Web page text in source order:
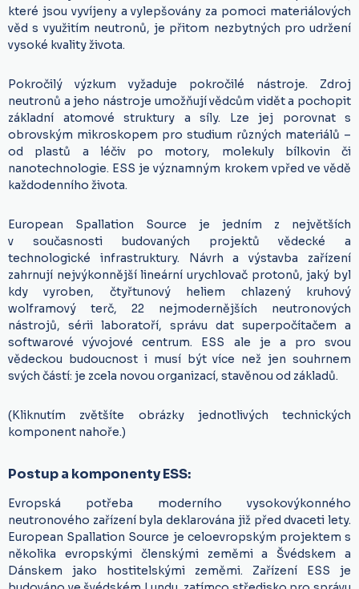
které jsou vyvíjeny a vylepšovány za pomoci materiálových
věd s využitím neutronů, je přitom nezbytných pro udržení
vysoké kvality života.
Pokročilý výzkum vyžaduje pokročilé nástroje. Zdroj
neutronů a jeho nástroje umožňují vědcům vidět a pochopit
základní atomové struktury a síly. Lze jej porovnat s
obrovským mikroskopem pro studium různých materiálů –
od plastů a léčiv po motory, molekuly bílkovin či
nanotechnologie. ESS je významným krokem vpřed ve vědě
každodenního života.
European Spallation Source je jedním z největších
v současnosti budovaných projektů vědecké a
technologické infrastruktury. Návrh a výstavba zařízení
zahrnují nejvýkonnější lineární urychlovač protonů, jaký byl
kdy vyroben, čtyřtunový heliem chlazený kruhový
wolframový terč, 22 nejmodernějších neutronových
nástrojů, sérii laboratoří, správu dat superpočítačem a
softwarové vývojové centrum. ESS ale je a pro svou
vědeckou budoucnost i musí být více než jen souhrnem
svých částí: je zcela novou organizací, stavěnou od základů.
(Kliknutím zvětšíte obrázky jednotlivých technických
komponent nahoře.)
Postup a komponenty ESS:
Evropská potřeba moderního vysokovýkonného
neutronového zařízení byla deklarována již před dvaceti lety.
European Spallation Source je celoevropským projektem s
několika evropskými členskými zeměmi a Švédskem a
Dánskem jako hostitelskými zeměmi. Zařízení ESS je